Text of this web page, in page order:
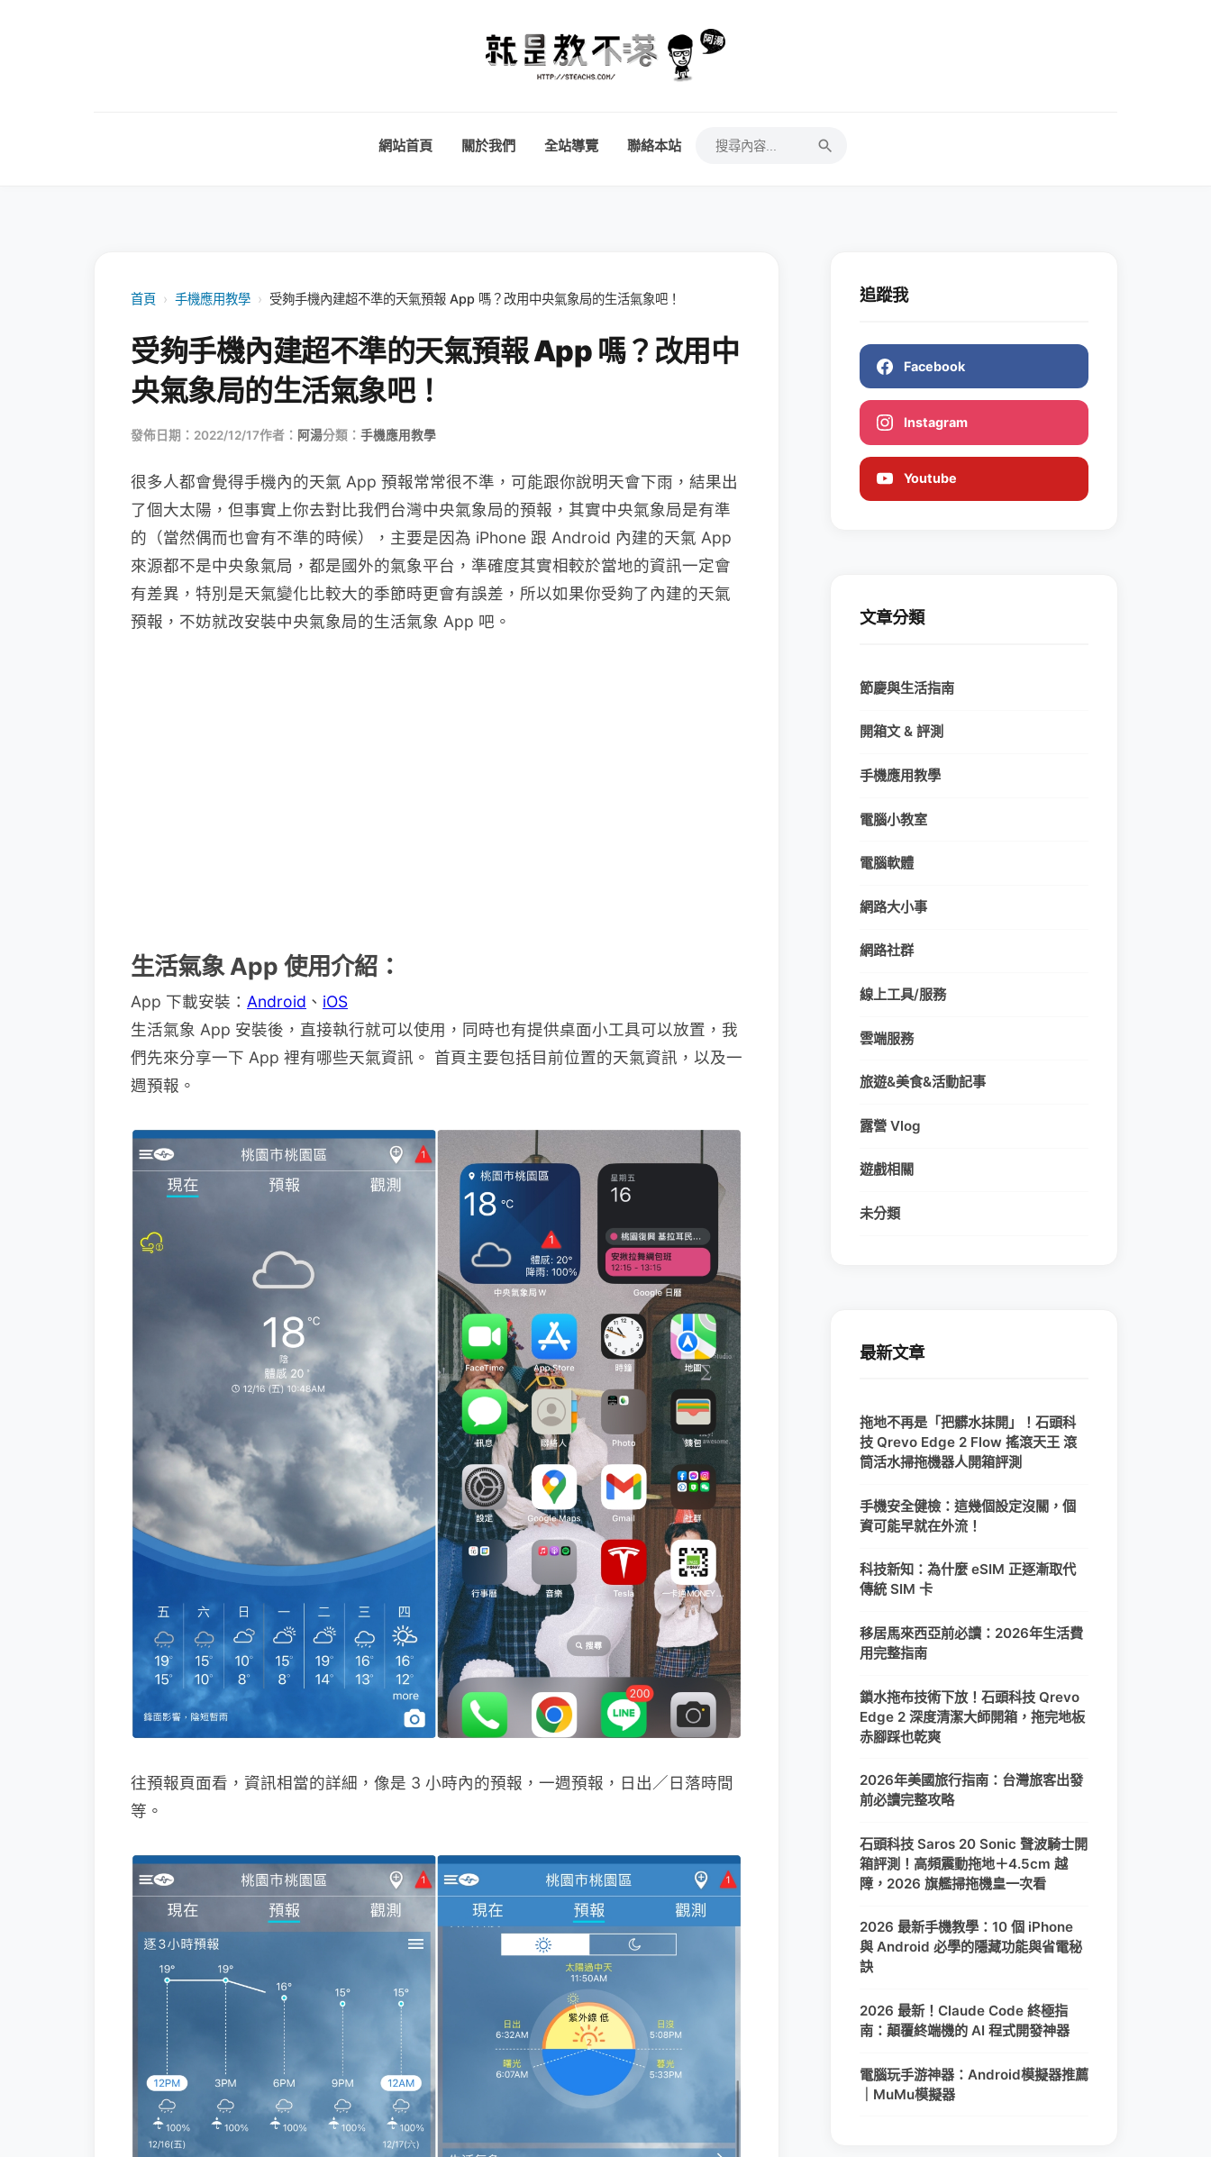
網站首頁 關於我們 全站導覽 聯絡本站
首頁 › 手機應用教學 › 受夠手機內建超不準的天氣預報 App 嗎？改用中央氣象局的生活氣象吧！
受夠手機內建超不準的天氣預報 App 嗎？改用中
央氣象局的生活氣象吧！
發佈日期：2022/12/17作者： 阿湯分類： 手機應用教學
很多人都會覺得手機內的天氣 App 預報常常很不準，可能跟你說明天會下雨，結果出
了個大太陽，但事實上你去對比我們台灣中央氣象局的預報，其實中央氣象局是有準
的（當然偶而也會有不準的時候），主要是因為 iPhone 跟 Android 內建的天氣 App
來源都不是中央象氣局，都是國外的氣象平台，準確度其實相較於當地的資訊一定會
有差異，特別是天氣變化比較大的季節時更會有誤差，所以如果你受夠了內建的天氣
預報，不妨就改安裝中央氣象局的生活氣象 App 吧。
生活氣象 App 使用介紹：
App 下載安裝： Android 、 iOS
生活氣象 App 安裝後，直接執行就可以使用，同時也有提供桌面小工具可以放置，我
們先來分享一下 App 裡有哪些天氣資訊。 首頁主要包括目前位置的天氣資訊，以及一
週預報。
往預報頁面看，資訊相當的詳細，像是 3 小時內的預報，一週預報，日出／日落時間
等。
追蹤我
Facebook
Instagram
Youtube
文章分類
節慶與生活指南
開箱文 & 評測
手機應用教學
電腦小教室
電腦軟體
網路大小事
網路社群
線上工具/服務
雲端服務
旅遊&美食&活動記事
露營 Vlog
遊戲相關
未分類
最新文章
拖地不再是「把髒水抹開」！石頭科
技 Qrevo Edge 2 Flow 搖滾天王 滾
筒活水掃拖機器人開箱評測
手機安全健檢：這幾個設定沒關，個
資可能早就在外流！
科技新知：為什麼 eSIM 正逐漸取代
傳統 SIM 卡
移居馬來西亞前必讀：2026年生活費
用完整指南
鎖水拖布技術下放！石頭科技 Qrevo
Edge 2 深度清潔大師開箱，拖完地板
赤腳踩也乾爽
2026年美國旅行指南：台灣旅客出發
前必讀完整攻略
石頭科技 Saros 20 Sonic 聲波騎士開
箱評測！高頻震動拖地＋4.5cm 越
障，2026 旗艦掃拖機皇一次看
2026 最新手機教學：10 個 iPhone
與 Android 必學的隱藏功能與省電秘
訣
2026 最新！Claude Code 終極指
南：顛覆終端機的 AI 程式開發神器
電腦玩手游神器：Android模擬器推薦
｜MuMu模擬器